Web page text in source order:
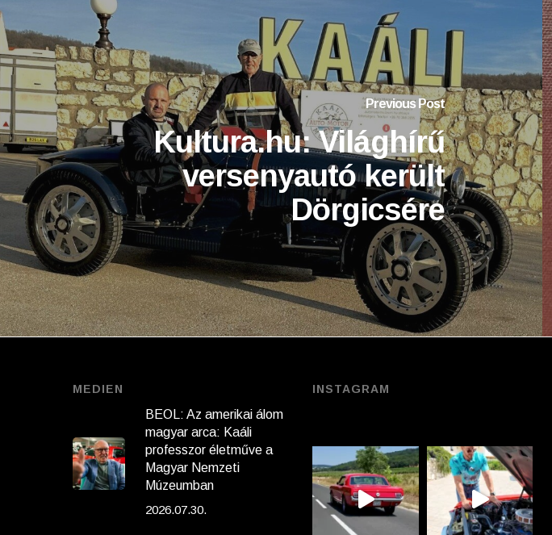
Previous Post
Kultura.hu: Világhírű
versenyautó került
Dörgicsére
MEDIEN
BEOL: Az amerikai álom
magyar arca: Kaáli
professzor életműve a
Magyar Nemzeti
Múzeumban
2026.07.30.
INSTAGRAM